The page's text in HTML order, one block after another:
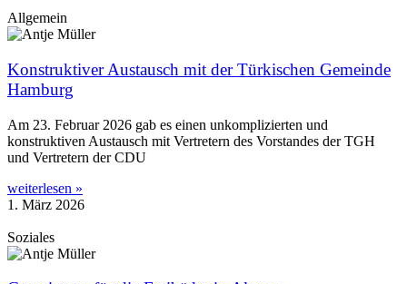
Allgemein
Konstruktiver Austausch mit der Türkischen Gemeinde
Hamburg
Am 23. Februar 2026 gab es einen unkomplizierten und
konstruktiven Austausch mit Vertretern des Vorstandes der TGH
und Vertretern der CDU
weiterlesen »
1. März 2026
Soziales